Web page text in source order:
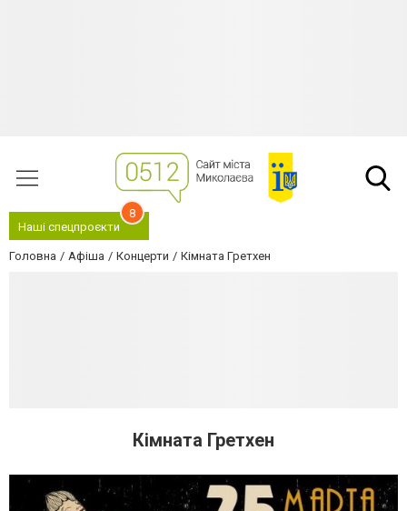
Наші спецпроєкти
8
Головна Афіша Концерти Кімната Гретхен
Кімната Гретхен